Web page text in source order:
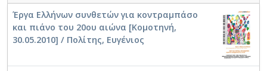
Έργα Ελλήνων συνθετών για κοντραμπάσο
και πιάνο του 20ου αιώνα [Κομοτηνή,
30.05.2010] / Πολίτης, Ευγένιος